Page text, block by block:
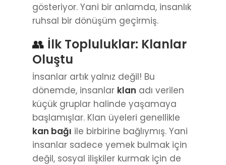
gösteriyor. Yani bir anlamda, insanlık
ruhsal bir dönüşüm geçirmiş.
👥 İlk Topluluklar: Klanlar
Oluştu
İnsanlar artık yalnız değil! Bu
dönemde, insanlar klan adı verilen
küçük gruplar halinde yaşamaya
başlamışlar. Klan üyeleri genellikle
kan bağı ile birbirine bağlıymış. Yani
insanlar sadece yemek bulmak için
değil, sosyal ilişkiler kurmak için de